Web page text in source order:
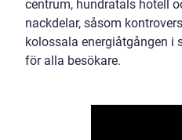
centrum, hundratals hotell
nackdelar, såsom
kolossala energiåtgången i
för alla besökare.